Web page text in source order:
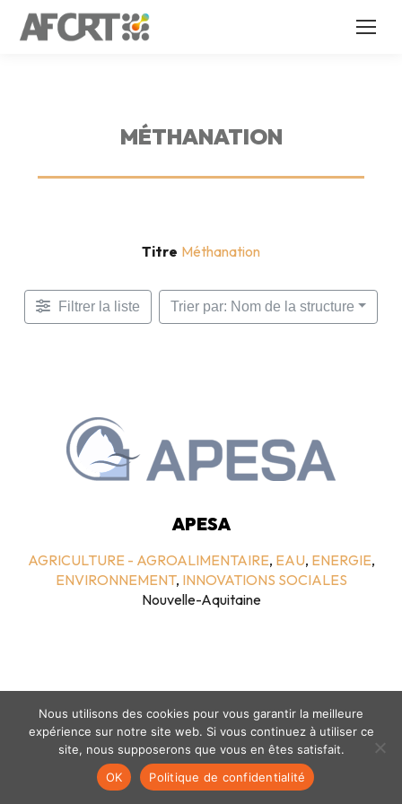
MÉTHANATION
Titre Méthanation
Filtrer la liste Trier par: Nom de la structure
APESA
AGRICULTURE - AGROALIMENTAIRE, EAU, ENERGIE,
ENVIRONNEMENT, INNOVATIONS SOCIALES
Nouvelle-Aquitaine
Mentions légales - politique de confidentialité
Nous utilisons des cookies pour vous garantir la meilleure
expérience sur notre site web. Si vous continuez à utiliser ce
site, nous supposerons que vous en êtes satisfait.
OK
Politique de confidentialité